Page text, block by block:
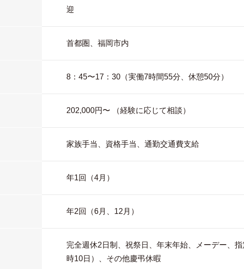
迎
首都圏、福岡市内
8：45〜17：30（実働7時間55分、休憩50分）
202,000円〜 （経験に応じて相談）
家族手当、資格手当、通勤交通費支給
年1回（4月）
年2回（6月、12月）
完全週休2日制、祝祭日、年末年始、メーデー、
時10日）、その他慶弔休暇